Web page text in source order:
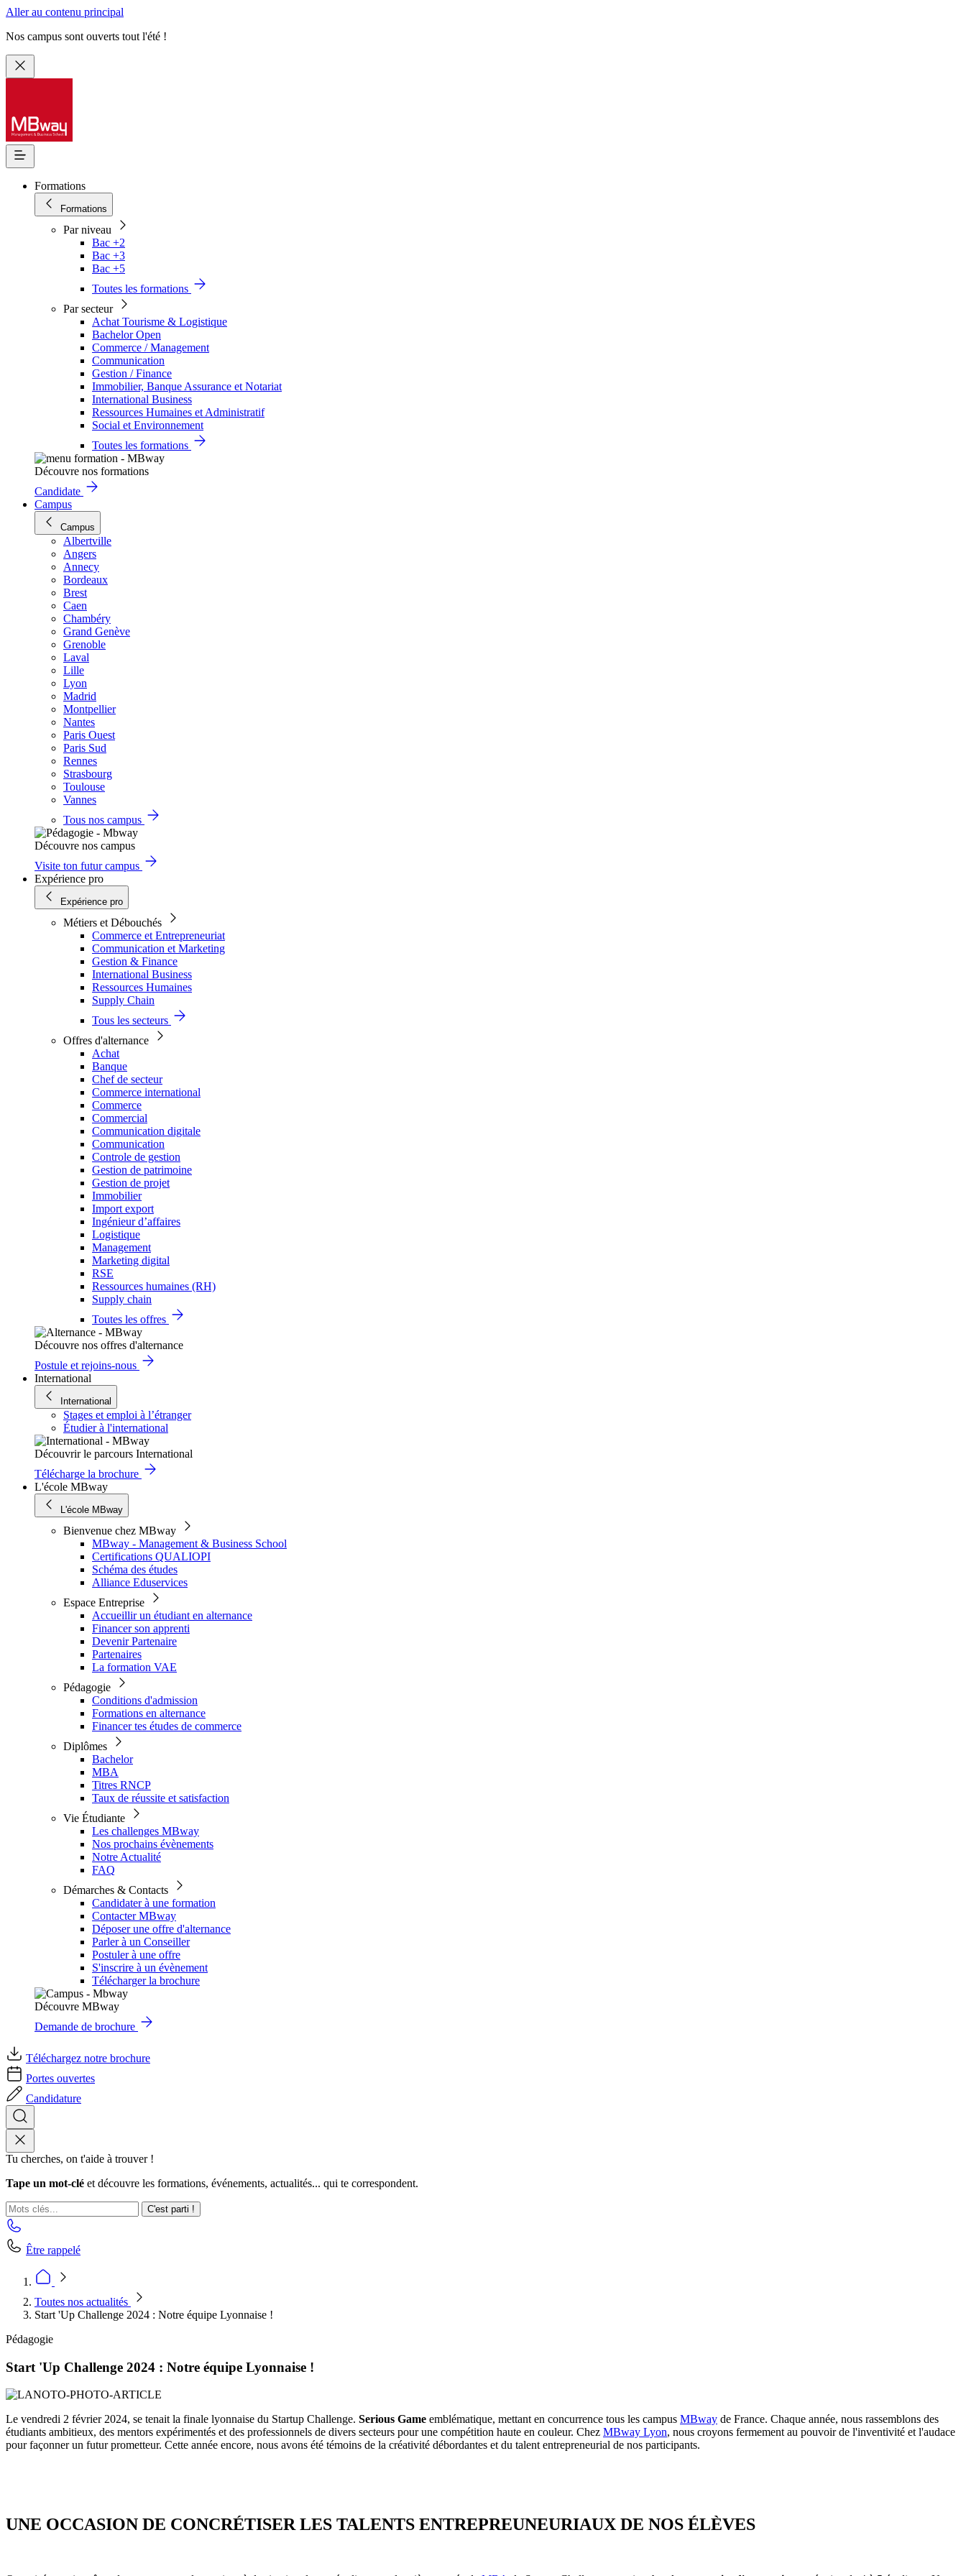
Aller au contenu principal
Nos campus sont ouverts tout l'été !
Formations
Formations
Par niveau
Bac +2
Bac +3
Bac +5
Toutes les formations
Par secteur
Achat Tourisme & Logistique
Bachelor Open
Commerce / Management
Communication
Gestion / Finance
Immobilier, Banque Assurance et Notariat
International Business
Ressources Humaines et Administratif
Social et Environnement
Toutes les formations
Découvre nos formations
Candidate
Campus
Campus
Albertville
Angers
Annecy
Bordeaux
Brest
Caen
Chambéry
Grand Genève
Grenoble
Laval
Lille
Lyon
Madrid
Montpellier
Nantes
Paris Ouest
Paris Sud
Rennes
Strasbourg
Toulouse
Vannes
Tous nos campus
Découvre nos campus
Visite ton futur campus
Expérience pro
Expérience pro
Métiers et Débouchés
Commerce et Entrepreneuriat
Communication et Marketing
Gestion & Finance
International Business
Ressources Humaines
Supply Chain
Tous les secteurs
Offres d'alternance
Achat
Banque
Chef de secteur
Commerce international
Commerce
Commercial
Communication digitale
Communication
Controle de gestion
Gestion de patrimoine
Gestion de projet
Immobilier
Import export
Ingénieur d’affaires
Logistique
Management
Marketing digital
RSE
Ressources humaines (RH)
Supply chain
Toutes les offres
Découvre nos offres d'alternance
Postule et rejoins-nous
International
International
Stages et emploi à l’étranger
Étudier à l'international
Découvrir le parcours International
Télécharge la brochure
L'école MBway
L'école MBway
Bienvenue chez MBway
MBway - Management & Business School
Certifications QUALIOPI
Schéma des études
Alliance Eduservices
Espace Entreprise
Accueillir un étudiant en alternance
Financer son apprenti
Devenir Partenaire
Partenaires
La formation VAE
Pédagogie
Conditions d'admission
Formations en alternance
Financer tes études de commerce
Diplômes
Bachelor
MBA
Titres RNCP
Taux de réussite et satisfaction
Vie Étudiante
Les challenges MBway
Nos prochains évènements
Notre Actualité
FAQ
Démarches & Contacts
Candidater à une formation
Contacter MBway
Déposer une offre d'alternance
Parler à un Conseiller
Postuler à une offre
S'inscrire à un évènement
Télécharger la brochure
Découvre MBway
Demande de brochure
Téléchargez notre brochure
Portes ouvertes
Candidature
Tu cherches, on t'aide à trouver !
Tape un mot-clé et découvre les formations, événements, actualités... qui te correspondent.
C'est parti !
Être rappelé
Toutes nos actualités
Start 'Up Challenge 2024 : Notre équipe Lyonnaise !
Pédagogie
Start 'Up Challenge 2024 : Notre équipe Lyonnaise !
Le vendredi 2 février 2024, se tenait la finale lyonnaise du Startup Challenge. Serious Game emblématique, mettant en concurrence tous les campus MBway de France. Chaque année, nous rassemblons des
étudiants ambitieux, des mentors expérimentés et des professionnels de divers secteurs pour une compétition haute en couleur. Chez MBway Lyon, nous croyons fermement au pouvoir de l'inventivité et l'audace
pour façonner un futur prometteur. Cette année encore, nous avons été témoins de la créativité débordantes et du talent entrepreneurial de nos participants.
UNE OCCASION DE CONCRÉTISER LES TALENTS ENTREPREUNEURIAUX DE NOS ÉLÈVES